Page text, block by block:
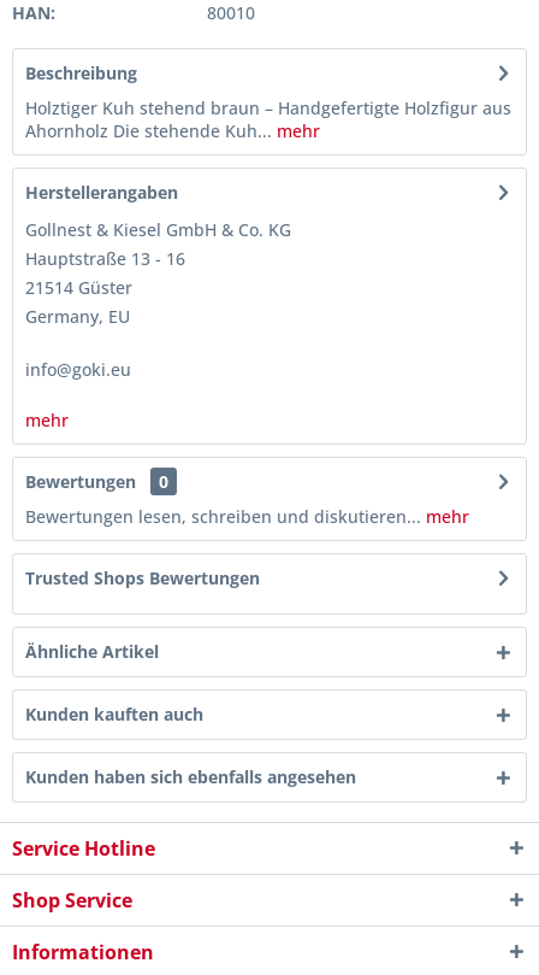
HAN:
80010
Beschreibung
Holztiger Kuh stehend braun – Handgefertigte Holzfigur aus
Ahornholz Die stehende Kuh... mehr
Herstellerangaben
Gollnest & Kiesel GmbH & Co. KG
Hauptstraße 13 - 16
21514 Güster
Germany, EU
info@goki.eu
mehr
Bewertungen
0
Bewertungen lesen, schreiben und diskutieren... mehr
Trusted Shops Bewertungen
Ähnliche Artikel
Kunden kauften auch
Kunden haben sich ebenfalls angesehen
Service Hotline
Shop Service
Informationen